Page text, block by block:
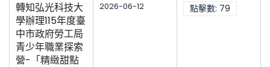
轉知弘光科技大
學辦理115年度臺
中市政府勞工局
青少年職業探索
營-「精緻甜點
2026-06-12 點擊數: 79